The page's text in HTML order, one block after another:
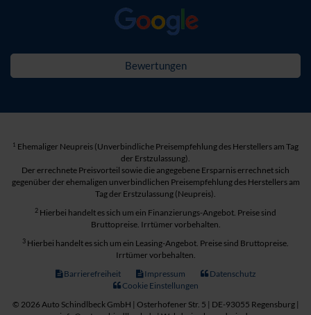
Bewertungen
1 Ehemaliger Neupreis (Unverbindliche Preisempfehlung des Herstellers am Tag
der Erstzulassung).
Der errechnete Preisvorteil sowie die angegebene Ersparnis errechnet sich
gegenüber der ehemaligen unverbindlichen Preisempfehlung des Herstellers am
Tag der Erstzulassung (Neupreis).
2 Hierbei handelt es sich um ein Finanzierungs-Angebot. Preise sind
Bruttopreise. Irrtümer vorbehalten.
3 Hierbei handelt es sich um ein Leasing-Angebot. Preise sind Bruttopreise.
Irrtümer vorbehalten.
Barrierefreiheit
Impressum
Datenschutz
Cookie Einstellungen
© 2026 Auto Schindlbeck GmbH | Osterhofener Str. 5 | DE-93055 Regensburg |